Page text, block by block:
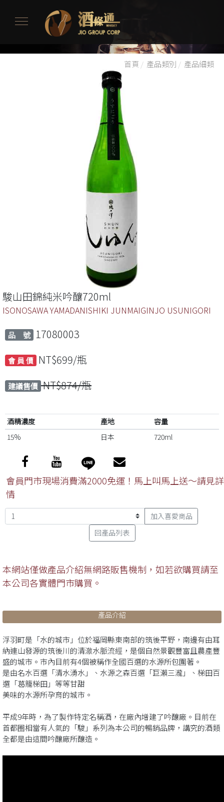
首頁 / 產品類別 / 產品細類
駿山田錦純米吟釀720ml
ISONOSAWA YAMADANISHIKI JUNMAIGINJO USUNIGORI
品 號 17080003
會 員 價 NT$699/瓶
建議售價 NT$874/瓶
酒精濃度 產地
容量
15%
日本 720ml
會員門市現場消費滿2000免運！馬上叫馬上送～請見詳
情
加入喜愛商品
回產品列表
本網站僅做產品介紹無網路販售機制，如若欲購買請至
本公司各實體門市購買。
產品介紹
浮羽町是「水的城市」位於福岡縣東南部的筑後平野，南邊有由耳
納連山發源的筑後川的清澈水脈流經，是個自然景觀豐富且農產豐
盛的城市。市內目前有4個被稱作全國百選的水源所包圍著。
是由名水百選「清水湧水」、水源之森百選「巨瀨三瀧」、梯田百
選「葛籠梯田」等等甘甜
美味的水源所孕育的城市。
平成9年時，為了製作特定名稱酒，在廠內增建了吟釀廠。目前在
首都圈相當有人氣的「駿」系列為本公司的暢銷品牌，講究的酒類
全都是由這間吟釀廠所釀造。